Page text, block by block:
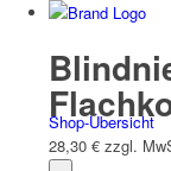
Shop-Übersicht
28,30 € zzgl.